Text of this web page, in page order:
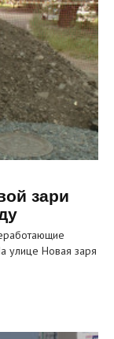
зари
улице Новая заря